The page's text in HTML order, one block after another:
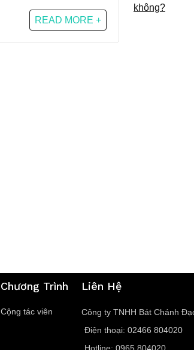
READ MORE +
không?
Chương Trình
Cộng tác viên
Liên Hệ
Công ty TNHH Bát Chánh
Điện thoại: 02466 804020
Hotline: 0965 804020